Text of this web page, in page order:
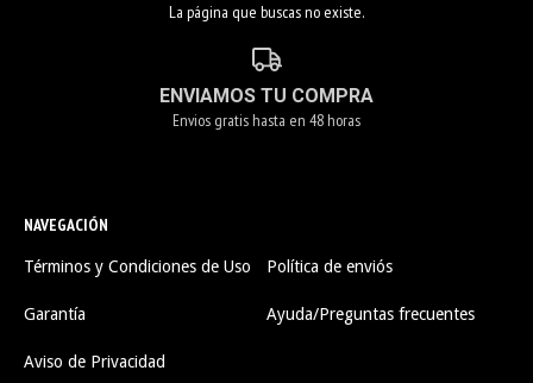
La página que buscas no existe.
ENVIAMOS TU COMPRA
Envios gratis hasta en 48 horas
NAVEGACIÓN
Términos y Condiciones de Uso Política de enviós
Garantía Ayuda/Preguntas frecuentes
Aviso de Privacidad